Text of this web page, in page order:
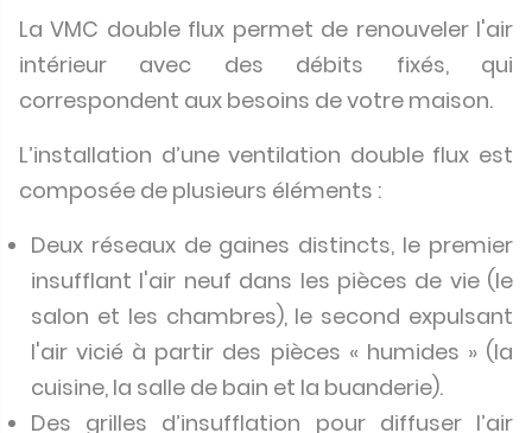
La VMC double flux permet de renouveler l'air
intérieur avec des débits fixés, qui
correspondent aux besoins de votre maison.
L’installation d’une ventilation double flux est
composée de plusieurs éléments :
Deux réseaux de gaines distincts, le premier
insufflant l'air neuf dans les pièces de vie (le
salon et les chambres), le second expulsant
l'air vicié à partir des pièces « humides » (la
cuisine, la salle de bain et la buanderie).
Des grilles d’insufflation pour diffuser l’air